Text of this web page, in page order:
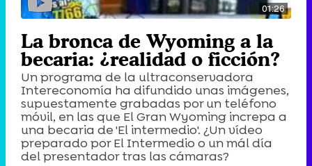
01:26
La bronca de Wyoming a la
becaria: ¿realidad o ficción?
Un programa de la ultraconservadora
Intereconomía ha difundido unas imágenes,
supuestamente grabadas por un teléfono
móvil, en las que El Gran Wyoming increpa a
una becaria de 'El intermedio'. ¿Un vídeo
preparado por El Intermedio o un mál día
del presentador tras las cámaras?